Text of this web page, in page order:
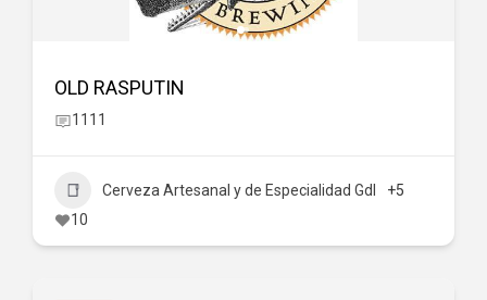
OLD RASPUTIN
1111
Cerveza Artesanal y de Especialidad Gdl
+5
10